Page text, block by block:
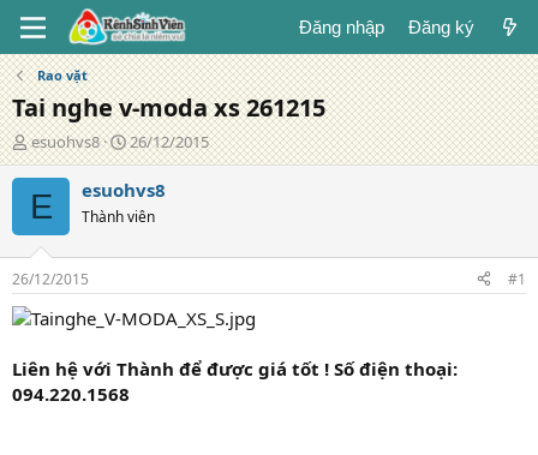
Đăng nhập Đăng ký
Rao vặt
Tai nghe v-moda xs 261215
T
á
c
g
ả
esuohvs8
N
g
à
y
đ
g
26/12/2015
E esuohvs8
Thành viên
26/12/2015 #1
Liên hệ với Thành để được giá tốt ! Số điện thoại:
094.220.1568